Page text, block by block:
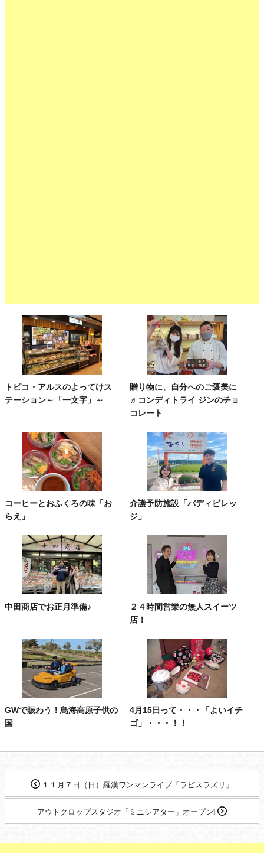
トピコ・アルスのよってけス
テーション～「一文字」～
贈り物に、自分へのご褒美に
♬コンディトライ ジンのチョ
コレート
コーヒーとおふくろの味「お
らえ」
介護予防施設「バディビレッ
ジ」
中田商店でお正月準備♪
２４時間営業の無人スイーツ
店！
GWで賑わう！鳥海高原子供の
国
4月15日って・・・「よいイチ
ゴ」・・・！！
１１月７日（日）羅漢ワンマンライブ「ラピスラズリ」
アウトクロップスタジオ「ミニシアター」オープン❕